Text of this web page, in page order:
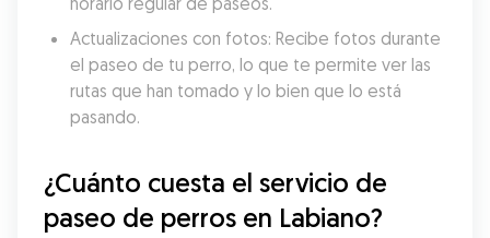
Actualizaciones con fotos: Recibe fotos durante
el paseo de tu perro, lo que te permite ver las
rutas que han tomado y lo bien que lo está
pasando.
¿Cuánto cuesta el servicio de
paseo de perros en Labiano?